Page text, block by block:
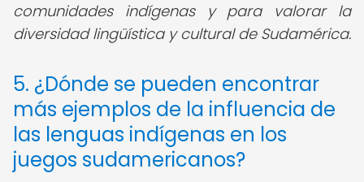
comunidades indígenas y para valorar la
diversidad lingüística y cultural de Sudamérica.
5. ¿Dónde se pueden encontrar
más ejemplos de la influencia de
las lenguas indígenas en los
juegos sudamericanos?